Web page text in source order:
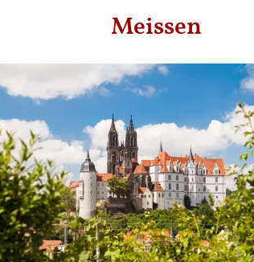
Meissen